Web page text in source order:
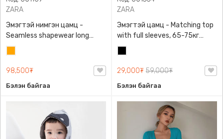
ZARA
Эмэгтэй нимгэн цамц -
Seamless shapewear long
sleeve t-shirt, 40-60кг жинд
таарна, ZARA, 8779/458/615,
Урт ханцуйтай
98,500₮
Бэлэн байгаа
ZARA
Эмэгтэй цамц - Matching top
with full sleeves, 65-75кг
жинд таарна, ZARA,
0962/642/800, Задгай
энгэртэй, Урт ханцуйтай,
29,000₮ 59,000₮
Бэлэн байгаа